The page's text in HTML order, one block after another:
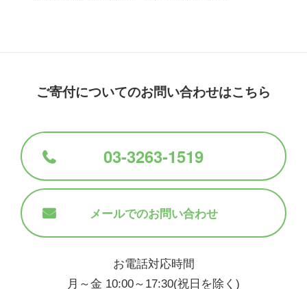
ご寄付についてのお問い合わせはこちら
03-3263-1519
メールでのお問い合わせ
お電話対応時間
月～金 10:00～17:30(祝日を除く)